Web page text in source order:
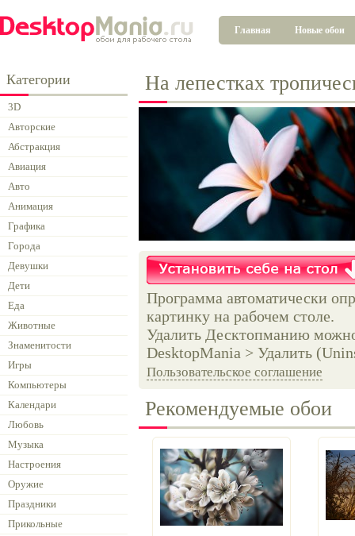
Главная Новые обои
Категории
3D
Авторские
Абстракция
Авиация
Авто
Анимация
Графика
Города
Девушки
Дети
Еда
Животные
Знаменитости
Игры
Компьютеры
Календари
Любовь
Музыка
Настроения
Оружие
Праздники
Прикольные
На лепестках
Программа автоматически
картинку на рабочем столе.
Удалить Десктопманию
DesktopMania > Удалить
Пользовательское соглашение
Рекомендуемые обои